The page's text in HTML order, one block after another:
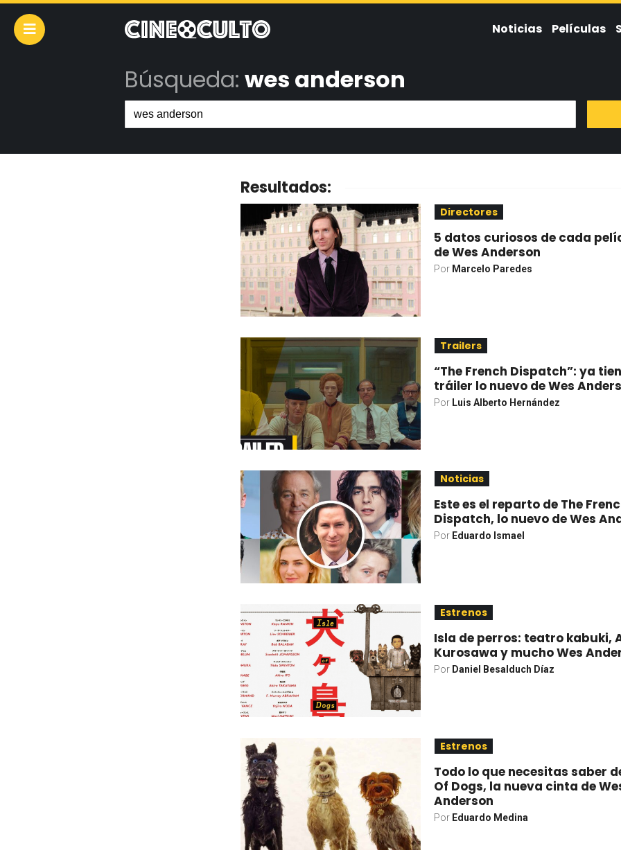
Noticias Películas
Búsqueda: wes anderson
Resultados:
Directores
5 datos curiosos de cada
de Wes Anderson
Por Marcelo Paredes
Trailers
“The French Dispatch”: ya
tráiler lo nuevo de Wes
Por Luis Alberto Hernández
Noticias
Este es el reparto de The
Dispatch, lo nuevo de Wes
Por Eduardo Ismael
Estrenos
Isla de perros: teatro kabuki,
Kurosawa y mucho Wes
Por Daniel Besalduch Díaz
Estrenos
Todo lo que necesitas saber
Of Dogs, la nueva cinta de
Anderson
Por Eduardo Medina